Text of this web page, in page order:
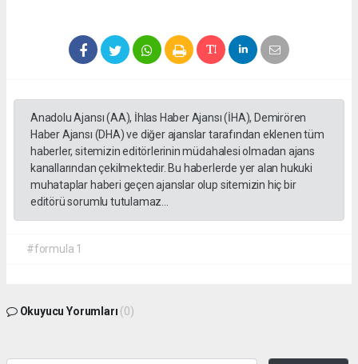
Anadolu Ajansı (AA), İhlas Haber Ajansı (İHA), Demirören
Haber Ajansı (DHA) ve diğer ajanslar tarafından eklenen tüm
haberler, sitemizin editörlerinin müdahalesi olmadan ajans
kanallarından çekilmektedir. Bu haberlerde yer alan hukuki
muhataplar haberi geçen ajanslar olup sitemizin hiç bir
editörü sorumlu tutulamaz...
#formula 1
Okuyucu Yorumları (0)